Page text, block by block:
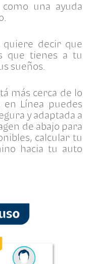
una ayuda
quiere decir que
que tienes a tu
sueños.
más cerca de lo
en Línea puedes
y adaptada a
de abajo para
calcular tu
hacia tu auto